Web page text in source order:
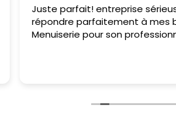
Juste parfait! entreprise sérieuse
répondre parfaitement à mes
Menuiserie pour son